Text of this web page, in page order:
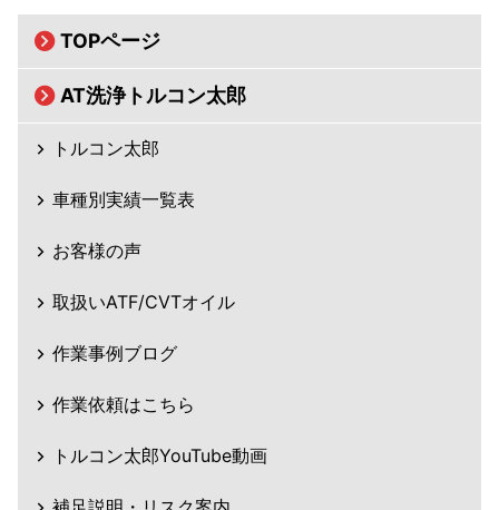
TOPページ
AT洗浄トルコン太郎
トルコン太郎
車種別実績一覧表
お客様の声
取扱いATF/CVTオイル
作業事例ブログ
作業依頼はこちら
トルコン太郎YouTube動画